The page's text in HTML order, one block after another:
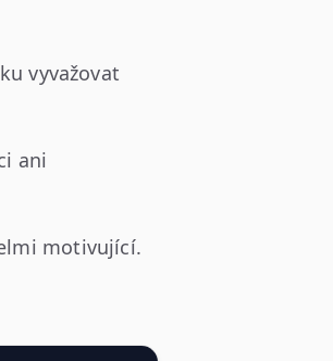
vyvažovat
ani
motivující.